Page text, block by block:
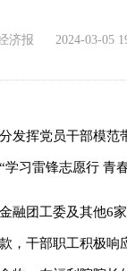
济报 2024-03-05
发挥党员干部模
习雷锋志愿行 青
融团工委及其他6
，干部职工积极